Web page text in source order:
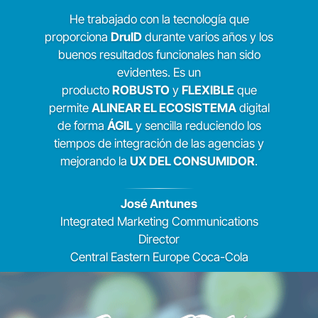
He trabajado con la tecnología que
proporciona DruID durante varios años y los
buenos resultados funcionales han sido
evidentes. Es un
producto ROBUSTOy FLEXIBLEque
permite ALINEAR EL ECOSISTEMAdigital
de forma ÁGILy sencilla reduciendo los
tiempos de integración de las agencias y
mejorando la UX DEL CONSUMIDOR.
José Antunes
Integrated Marketing Communications
Director
Central Eastern Europe Coca-Cola